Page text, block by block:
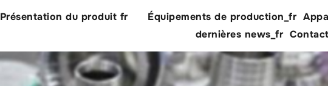
Présentation du produit fr Équipements de production_fr
dernières news_fr